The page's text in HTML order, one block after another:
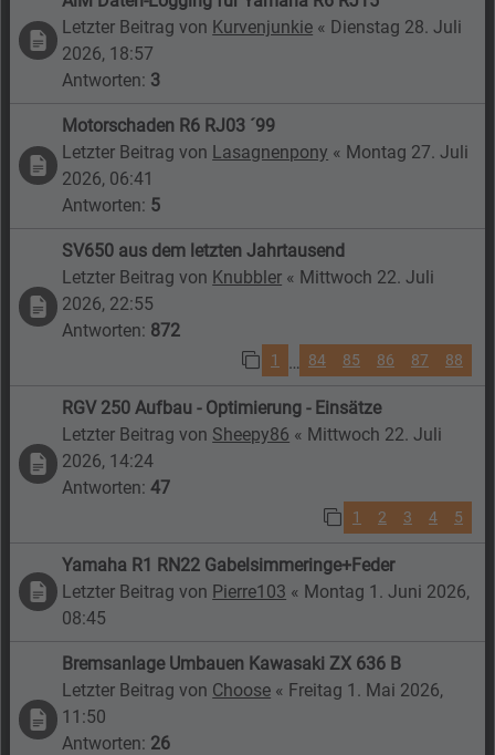
Letzter Beitrag von Kurvenjunkie « Dienstag 28. Juli
2026, 18:57
Antworten: 3
Motorschaden R6 RJ03 ´99
Letzter Beitrag von Lasagnenpony « Montag 27. Juli
2026, 06:41
Antworten: 5
SV650 aus dem letzten Jahrtausend
Letzter Beitrag von Knubbler « Mittwoch 22. Juli
2026, 22:55
Antworten: 872
1 … 84 85 86 87 88
RGV 250 Aufbau - Optimierung - Einsätze
Letzter Beitrag von Sheepy86 « Mittwoch 22. Juli
2026, 14:24
Antworten:47
1 2 3 4 5
Yamaha R1 RN22 Gabelsimmeringe+Feder
Letzter Beitrag von Pierre103 « Montag 1. Juni 2026,
08:45
Bremsanlage Umbauen Kawasaki ZX 636 B
Letzter Beitrag von Choose « Freitag 1. Mai 2026,
11:50
Antworten: 26